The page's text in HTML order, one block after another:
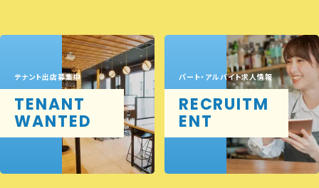
テナント出店募集中
TENANT
WANTED
パート・アルバイト求人情報
RECRUITM
ENT